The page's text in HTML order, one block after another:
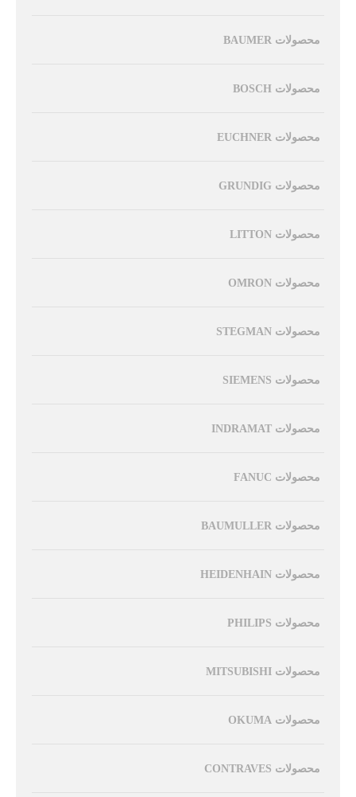
محصولات BAUMER
محصولات BOSCH
محصولات EUCHNER
محصولات GRUNDIG
محصولات LITTON
محصولات OMRON
محصولات STEGMAN
محصولات SIEMENS
محصولات INDRAMAT
محصولات FANUC
محصولات BAUMULLER
محصولات HEIDENHAIN
محصولات PHILIPS
محصولات MITSUBISHI
محصولات OKUMA
محصولات CONTRAVES